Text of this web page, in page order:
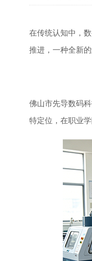
在传统认知中，
推进，一种全新
佛山市先导数码
特定位，在职业